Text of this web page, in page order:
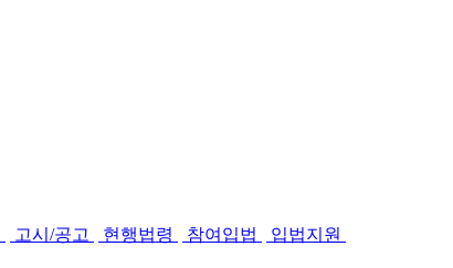
고시/공고 현행법령 참여입법
입법지원